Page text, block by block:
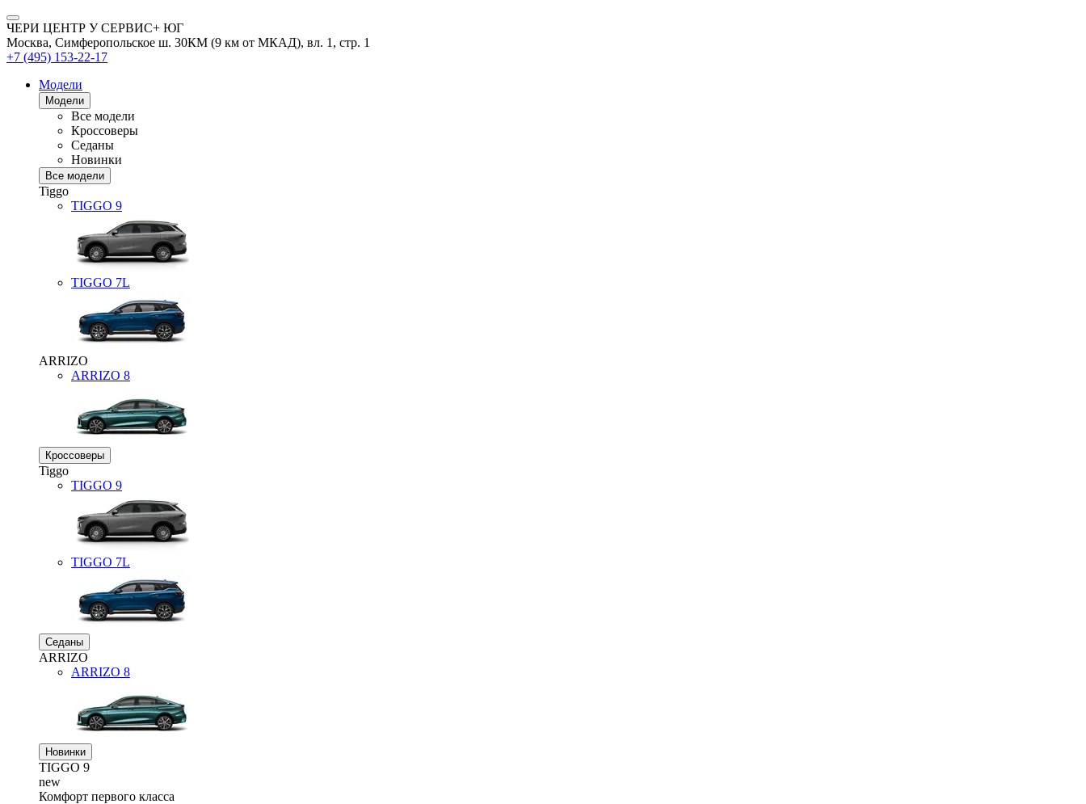
ЧЕРИ ЦЕНТР У СЕРВИС+ ЮГ
Москва, Симферопольское ш. 30КМ (9 км от МКАД), вл. 1, стр. 1
+7 (495) 153-22-17
Модели
Модели
Все модели
Кроссоверы
Седаны
Новинки
Все модели
Tiggo
TIGGO 9
TIGGO 7L
ARRIZO
ARRIZO 8
Кроссоверы
Tiggo
TIGGO 9
TIGGO 7L
Седаны
ARRIZO
ARRIZO 8
Новинки
TIGGO 9
new
Комфорт первого класса